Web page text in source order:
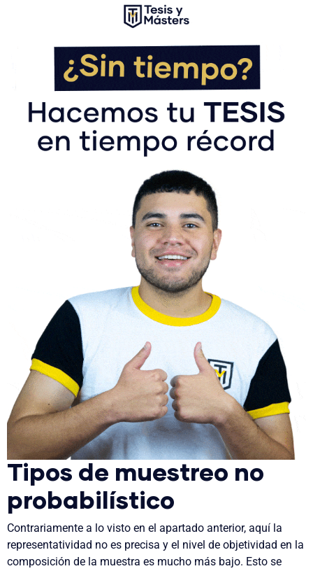
Tipos de muestreo no
probabilístico
Contrariamente a lo visto en el apartado anterior, aquí la
representatividad no es precisa y el nivel de objetividad en la
composición de la muestra es mucho más bajo. Esto se